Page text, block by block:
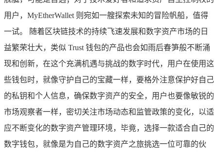
用户，MyEtherWallet 则宛如一艘探索未知的冒险帆船，值得
一试。 随着区块链技术的持续飞速发展和数字资产市场的日
益繁荣壮大，类似 Trust 钱包的产品也会如雨后春笋般不断涌
现和创新，在这个充满机遇与挑战的数字时代，用户在使用这
些钱包时，就像守护自己的宝藏一样，要格外注意保护好自己
的私钥和个人信息，确保数字资产的安全，用户也要像敏锐的
市场观察者一样，密切关注市场动态和监管政策的变化，以适
应不断变化的数字资产管理环境，毕竟，选择一款适合自己的
数字钱包，就像是为自己的数字资产之旅挑选一位可靠的伙